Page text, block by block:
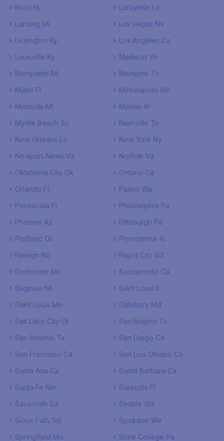
Kona Hi
Lafayette La
Lansing Mi
Las Vegas Nv
Lexington Ky
Los Angeles Ca
Louisville Ky
Madison Wi
Marquette Mi
Memphis Tn
Miami Fl
Minneapolis Mn
Missoula Mt
Mobile Al
Myrtle Beach Sc
Nashville Tn
New Orleans La
New York Ny
Newport News Va
Norfolk Va
Oklahoma City Ok
Ontario Ca
Orlando Fl
Pasco Wa
Pensacola Fl
Philadelphia Pa
Phoenix Az
Pittsburgh Pa
Portland Or
Providence Ri
Raleigh Nc
Rapid City Sd
Rochester Mn
Sacramento Ca
Saginaw Mi
Saint Louis Il
Saint Louis Mo
Salisbury Md
Salt Lake City Ut
San Angelo Tx
San Antonio Tx
San Diego Ca
San Francisco Ca
San Luis Obispo Ca
Santa Ana Ca
Santa Barbara Ca
Santa Fe Nm
Sarasota Fl
Savannah Ga
Seattle Wa
Sioux Falls Sd
Spokane Wa
Springfield Mo
State College Pa